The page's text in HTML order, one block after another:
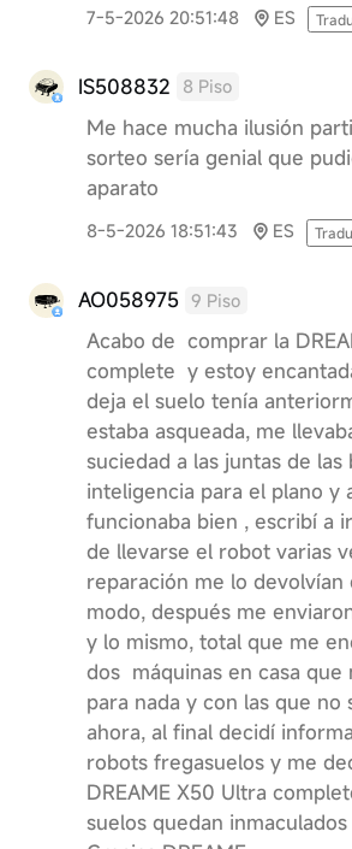
7-5-2026 20:51:48 ES
IS508832 8 Piso
Me hace mucha ilusión
sorteo sería genial que
aparato
8-5-2026 18:51:43 ES
AO058975 9 Piso
Acabo de comprar la
complete y estoy
deja el suelo tenía
estaba asqueada, me
suciedad a las juntas de las
inteligencia para el plano y
funcionaba bien , escribí a
de llevarse el robot varias
reparación me lo devolvían
modo, después me
y lo mismo, total que me
dos máquinas en casa que
para nada y con las que no
ahora, al final decidí
robots fregasuelos y me
DREAME X50 Ultra
suelos quedan